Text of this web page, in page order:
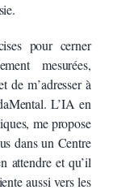
pour cerner
mesurées,
de m’adresser à
L’IA en
me propose
dans un Centre
attendre et qu’il
aussi vers les